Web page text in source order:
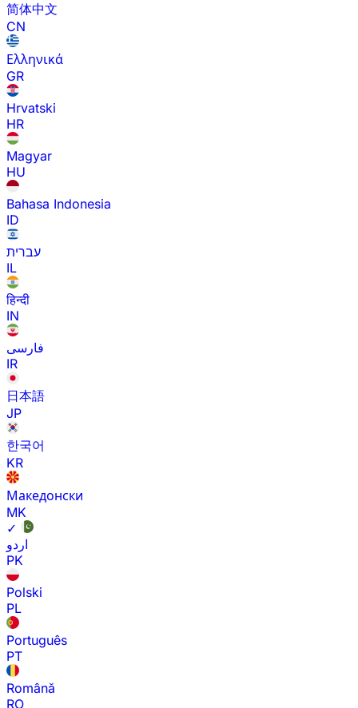
简体中文
CN
Ελληνικά
GR
Hrvatski
HR
Magyar
HU
Bahasa Indonesia
ID
עברית
IL
हिन्दी
IN
فارسی
IR
日本語
JP
한국어
KR
Македонски
MK
✓
اردو
PK
Polski
PL
Português
PT
Română
RO